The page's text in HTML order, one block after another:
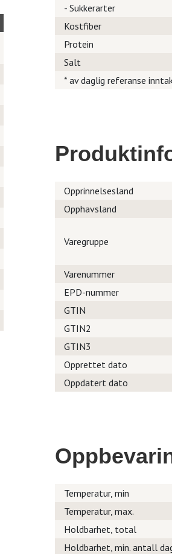
- Sukkerarter
Kostfiber
Protein
Salt
* av daglig referanse
Opprinnelsesland
Opphavsland
Varegruppe
Varenummer
EPD-nummer
GTIN
GTIN2
GTIN3
Opprettet dato
Oppdatert dato
Temperatur, min
Temperatur, max.
Holdbarhet, total
Holdbarhet, min. antall